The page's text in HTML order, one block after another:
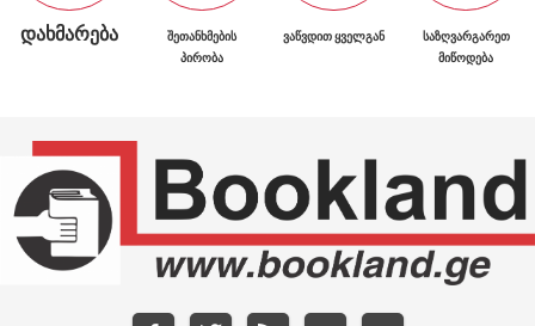
ᲓᲐᲮᲛᲐᲠᲔᲑᲐ
ᲨᲔᲗᲐᲜᲮᲛᲔᲑᲘᲡ
ᲞᲘᲠᲝᲑᲐ
ᲕᲐᲬᲕᲓᲘᲗ ᲧᲕᲔᲚᲒᲐᲜ
ᲡᲐᲖᲦᲕᲐᲠᲒᲐᲠᲔᲗ
ᲛᲘᲬᲝᲓᲔᲑᲐ